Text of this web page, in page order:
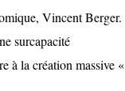
Vincent Berger.
surcapacité
à la création massive «